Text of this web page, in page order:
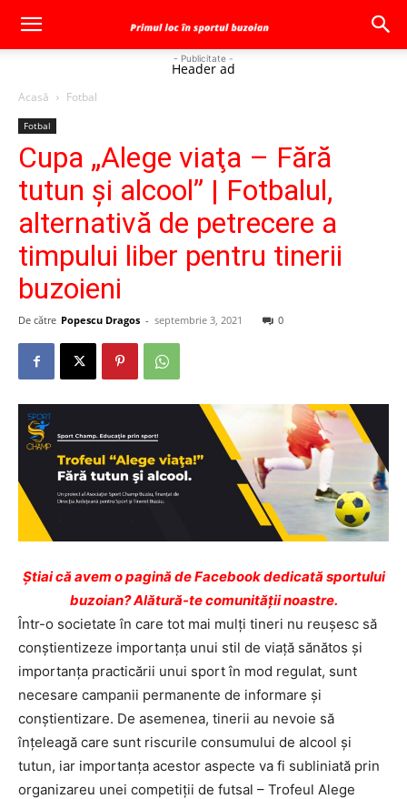
- Publicitate -
Header ad
Acasă Fotbal
Fotbal
Cupa „Alege viaţa – Fără
tutun şi alcool” | Fotbalul,
alternativă de petrecere a
timpului liber pentru tinerii
buzoieni
De către Popescu Dragos - septembrie 3, 2021 0
Ştiai că avem o pagină de Facebook dedicată sportului
buzoian? Alătură-te comunității noastre.
Într-o societate în care tot mai mulți tineri nu reușesc să
conștientizeze importanța unui stil de viață sănătos și
importanța practicării unui sport în mod regulat, sunt
necesare campanii permanente de informare și
conștientizare. De asemenea, tinerii au nevoie să
înțeleagă care sunt riscurile consumului de alcool și
tutun, iar importanța acestor aspecte va fi subliniată prin
organizareu unei competiţii de futsal – Trofeul Alege